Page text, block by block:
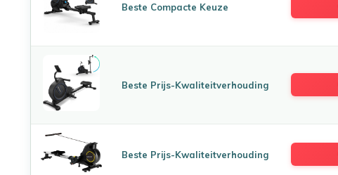
Beste Compacte Keuze
Beste Prijs-Kwaliteitverhouding
Beste Prijs-Kwaliteitverhouding